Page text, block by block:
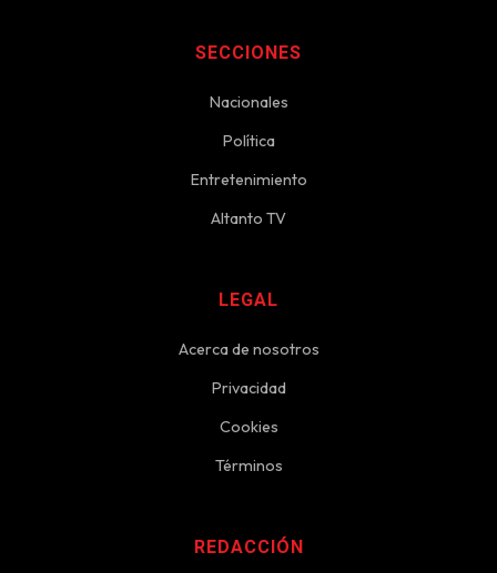
SECCIONES
Nacionales
Política
Entretenimiento
Altanto TV
LEGAL
Acerca de nosotros
Privacidad
Cookies
Términos
REDACCIÓN